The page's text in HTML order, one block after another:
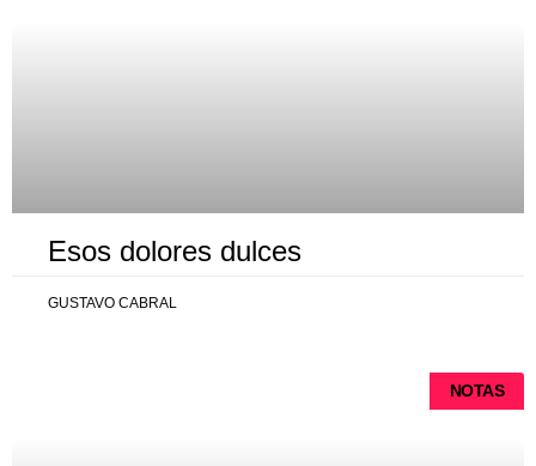
Esos dolores dulces
GUSTAVO CABRAL
NOTAS